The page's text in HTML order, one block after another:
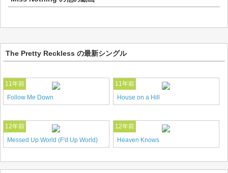
The Pretty Reckless の最新シングル
11年前
Follow Me Down
11年前
House on a Hill
12年前
Messed Up World (F'd Up World)
12年前
Heaven Knows